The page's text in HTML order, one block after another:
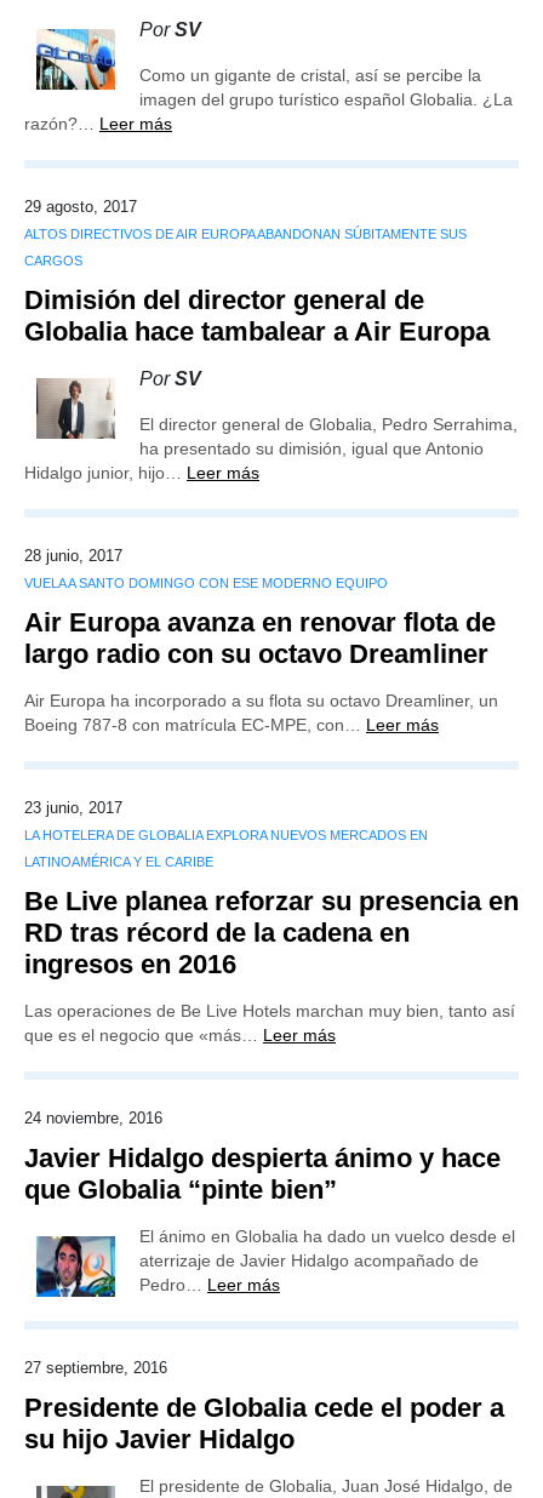
PorSV
Como un gigante de cristal, así se percibe la
imagen del grupo turístico español Globalia. ¿La
razón?… Leer más
29 agosto, 2017
ALTOS DIRECTIVOS DE AIR EUROPA ABANDONAN SÚBITAMENTE SUS
CARGOS
Dimisión del director general de
Globalia hace tambalear a Air Europa
PorSV
El director general de Globalia, Pedro Serrahima,
ha presentado su dimisión, igual que Antonio
Hidalgo junior, hijo… Leer más
28 junio, 2017
VUELA A SANTO DOMINGO CON ESE MODERNO EQUIPO
Air Europa avanza en renovar flota de
largo radio con su octavo Dreamliner
Air Europa ha incorporado a su flota su octavo Dreamliner, un
Boeing 787-8 con matrícula EC-MPE, con… Leer más
23 junio, 2017
LA HOTELERA DE GLOBALIA EXPLORA NUEVOS MERCADOS EN
LATINOAMÉRICA Y EL CARIBE
Be Live planea reforzar su presencia en
RD tras récord de la cadena en
ingresos en 2016
Las operaciones de Be Live Hotels marchan muy bien, tanto así
que es el negocio que «más… Leer más
24 noviembre, 2016
Javier Hidalgo despierta ánimo y hace
que Globalia “pinte bien”
El ánimo en Globalia ha dado un vuelco desde el
aterrizaje de Javier Hidalgo acompañado de
Pedro… Leer más
27 septiembre, 2016
Presidente de Globalia cede el poder a
su hijo Javier Hidalgo
El presidente de Globalia, Juan José Hidalgo, de